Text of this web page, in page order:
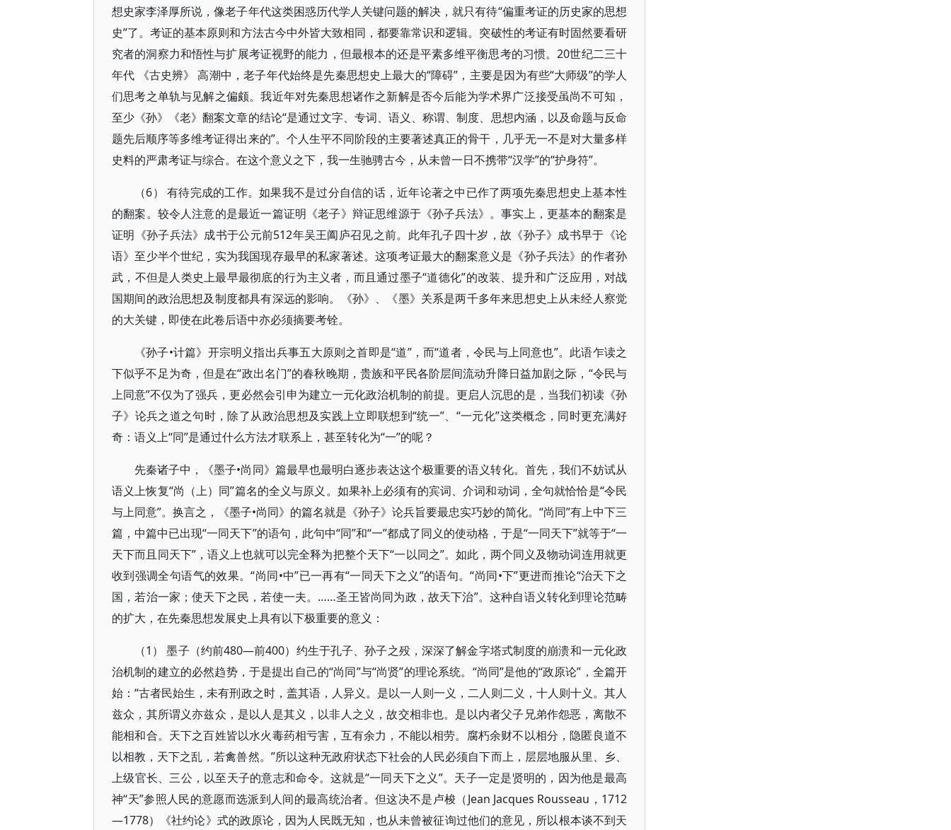
想史家李泽厚所说，像老子年代这类困惑历代学人关键问题的解决，就只有待“偏重考证的历史家的思想
史”了。考证的基本原则和方法古今中外皆大致相同，都要靠常识和逻辑。突破性的考证有时固然要看研
究者的洞察力和悟性与扩展考证视野的能力，但最根本的还是平素多维平衡思考的习惯。20世纪二三十
年代 《古史辨》 高潮中，老子年代始终是先秦思想史上最大的“障碍”，主要是因为有些“大师级”的学人
们思考之单轨与见解之偏颇。我近年对先秦思想诸作之新解是否今后能为学术界广泛接受虽尚不可知，
至少《孙》《老》翻案文章的结论“是通过文字、专词、语义、称谓、制度、思想内涵，以及命题与反命
题先后顺序等多维考证得出来的”。个人生平不同阶段的主要著述真正的骨干，几乎无一不是对大量多样
史料的严肃考证与综合。在这个意义之下，我一生驰骋古今，从未曾一日不携带“汉学”的“护身符”。
（6） 有待完成的工作。如果我不是过分自信的话，近年论著之中已作了两项先秦思想史上基本性
的翻案。较令人注意的是最近一篇证明《老子》辩证思维源于《孙子兵法》。事实上，更基本的翻案是
证明《孙子兵法》成书于公元前512年吴王阖庐召见之前。此年孔子四十岁，故《孙子》成书早于《论
语》至少半个世纪，实为我国现存最早的私家著述。这项考证最大的翻案意义是《孙子兵法》的作者孙
武，不但是人类史上最早最彻底的行为主义者，而且通过墨子“道德化”的改装、提升和广泛应用，对战
国期间的政治思想及制度都具有深远的影响。《孙》、《墨》关系是两千多年来思想史上从未经人察觉
的大关键，即使在此卷后语中亦必须摘要考铨。
《孙子•计篇》开宗明义指出兵事五大原则之首即是“道”，而“道者，令民与上同意也”。此语乍读之
下似乎不足为奇，但是在“政出名门”的春秋晚期，贵族和平民各阶层间流动升降日益加剧之际，“令民与
上同意”不仅为了强兵，更必然会引申为建立一元化政治机制的前提。更启人沉思的是，当我们初读《孙
子》论兵之道之句时，除了从政治思想及实践上立即联想到“统一”、“一元化”这类概念，同时更充满好
奇：语义上“同”是通过什么方法才联系上，甚至转化为“一”的呢？
先秦诸子中，《墨子•尚同》篇最早也最明白逐步表达这个极重要的语义转化。首先，我们不妨试从
语义上恢复“尚（上）同”篇名的全义与原义。如果补上必须有的宾词、介词和动词，全句就恰恰是“令民
与上同意”。换言之，《墨子•尚同》的篇名就是《孙子》论兵旨要最忠实巧妙的简化。“尚同”有上中下三
篇，中篇中已出现“一同天下”的语句，此句中“同”和“一”都成了同义的使动格，于是“一同天下”就等于“一
天下而且同天下”，语义上也就可以完全释为把整个天下“一以同之”。如此，两个同义及物动词连用就更
收到强调全句语气的效果。“尚同•中”已一再有“一同天下之义”的语句。“尚同•下”更进而推论“治天下之
国，若治一家；使天下之民，若使一夫。……圣王皆尚同为政，故天下治”。这种自语义转化到理论范畴
的扩大，在先秦思想发展史上具有以下极重要的意义：
（1） 墨子（约前480—前400）约生于孔子、孙子之殁，深深了解金字塔式制度的崩溃和一元化政
治机制的建立的必然趋势，于是提出自己的“尚同”与“尚贤”的理论系统。“尚同”是他的“政原论”，全篇开
始：“古者民始生，未有刑政之时，盖其语，人异义。是以一人则一义，二人则二义，十人则十义。其人
兹众，其所谓义亦兹众，是以人是其义，以非人之义，故交相非也。是以内者父子兄弟作怨恶，离散不
能相和合。天下之百姓皆以水火毒药相亏害，互有余力，不能以相劳。腐朽余财不以相分，隐匿良道不
以相教，天下之乱，若禽兽然。”所以这种无政府状态下社会的人民必须自下而上，层层地服从里、乡、
上级官长、三公，以至天子的意志和命令。这就是“一同天下之义”。天子一定是贤明的，因为他是最高
神“天”参照人民的意愿而选派到人间的最高统治者。但这决不是卢梭（Jean Jacques Rousseau，1712
—1778）《社约论》式的政原论，因为人民既无知，也从未曾被征询过他们的意见，所以根本谈不到天